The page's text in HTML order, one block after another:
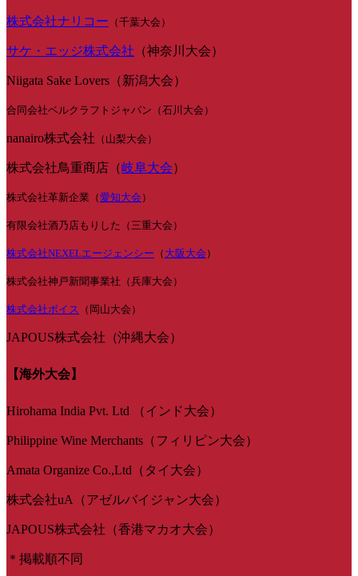
株式会社ナリコー （千葉大会）
サケ・エッジ株式会社 （神奈川大会）
Niigata Sake Lovers（新潟大会）
合同会社ベルクラフトジャパン（石川大会）
nanairo株式会社 （山梨大会）
株式会社鳥重商店（岐阜大会）
株式会社革新企業（愛知大会 ）
有限会社酒乃店もりした（三重大会）
株式会社NEXELエージェンシー （ 大阪大会 ）
株式会社神戸新聞事業社（兵庫大会）
株式会社ボイス （岡山大会）
JAPOUS株式会社（沖縄大会）
【海外大会】
Hirohama India Pvt. Ltd （インド大会）
Philippine Wine Merchants（フィリピン大会）
Amata Organize Co.,Ltd（タイ大会）
株式会社uA（アゼルバイジャン大会）
JAPOUS株式会社（香港マカオ大会）
＊掲載順不同